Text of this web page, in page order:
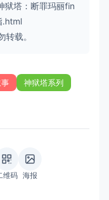
塔：断罪玛丽fin
.html
载。
神狱塔系列
维码 海报